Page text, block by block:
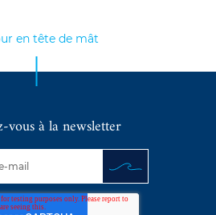
vous à la newsletter
en tête de mât